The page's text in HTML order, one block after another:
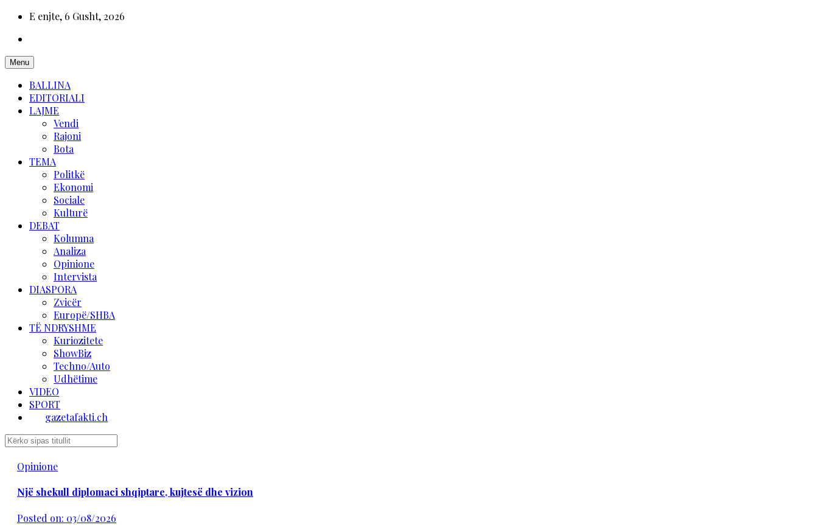
E enjte, 6 Gusht, 2026
Menu
BALLINA
EDITORIALI
LAJME
Vendi
Rajoni
Bota
TEMA
Politkë
Ekonomi
Sociale
Kulturë
DEBAT
Kolumna
Analiza
Opinione
Intervista
DIASPORA
Zvicër
Europë/SHBA
TË NDRYSHME
Kuriozitete
ShowBiz
Techno/Auto
Udhëtime
VIDEO
SPORT
gazetafakti.ch
Opinione
Një shekull diplomaci shqiptare, kujtesë dhe vizion
Posted on: 03/08/2026